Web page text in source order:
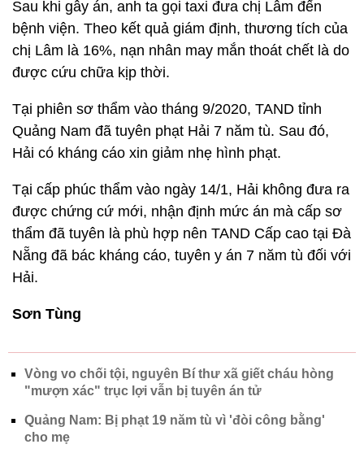
Sau khi gây án, anh ta gọi taxi đưa chị Lâm đến
bệnh viện. Theo kết quả giám định, thương tích của
chị Lâm là 16%, nạn nhân may mắn thoát chết là do
được cứu chữa kịp thời.
Tại phiên sơ thẩm vào tháng 9/2020, TAND tỉnh
Quảng Nam đã tuyên phạt Hải 7 năm tù. Sau đó,
Hải có kháng cáo xin giảm nhẹ hình phạt.
Tại cấp phúc thẩm vào ngày 14/1, Hải không đưa ra
được chứng cứ mới, nhận định mức án mà cấp sơ
thẩm đã tuyên là phù hợp nên TAND Cấp cao tại Đà
Nẵng đã bác kháng cáo, tuyên y án 7 năm tù đối với
Hải.
Sơn Tùng
Vòng vo chối tội, nguyên Bí thư xã giết cháu hòng
"mượn xác" trục lợi vẫn bị tuyên án tử
Quảng Nam: Bị phạt 19 năm tù vì 'đòi công bằng'
cho mẹ